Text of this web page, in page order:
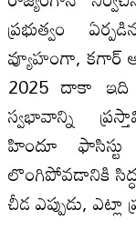
ప్రభుత్వం
వ్యూహంగా, కగార్‌
2025 దాకా ఇది
స్వభావాన్ని
హిందూ ఫాసిస్టు
లొంగిపోవడానికి
చీడ ఎప్పుడు, ఎట్లా